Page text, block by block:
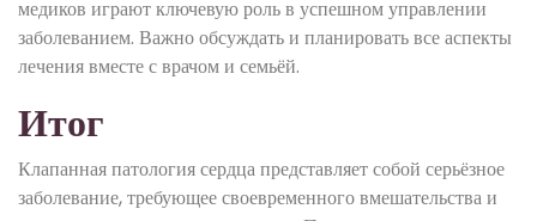
медиков играют ключевую роль в успешном управлении
заболеванием. Важно обсуждать и планировать все аспекты
лечения вместе с врачом и семьёй.
Итог
Клапанная патология сердца представляет собой серьёзное
заболевание, требующее своевременного вмешательства и